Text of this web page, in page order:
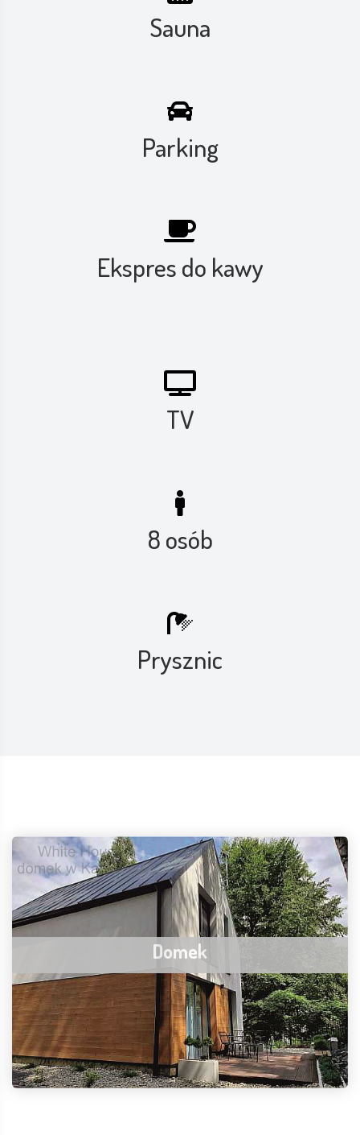
Sauna
Parking
Ekspres do kawy
TV
8 osób
Prysznic
Domek